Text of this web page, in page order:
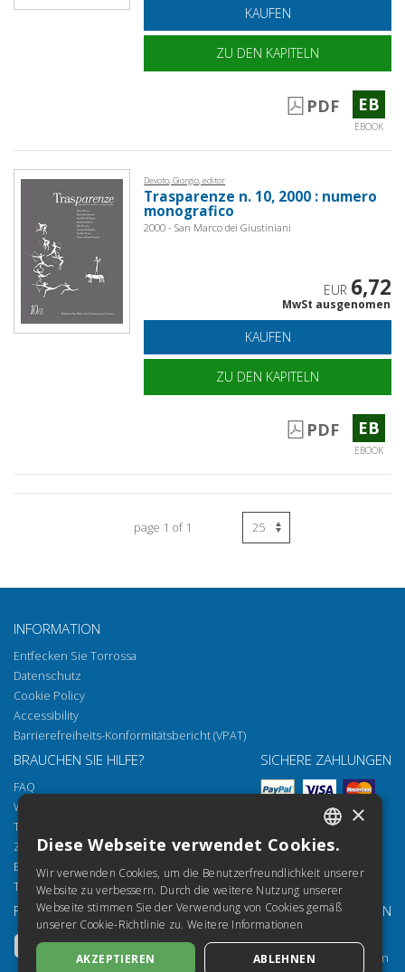
KAUFEN
ZU DEN KAPITELN
PDF EB
EBOOK
Devoto, Giorgio, editor
Trasparenze n. 10, 2000 : numero
monografico
2000 - San Marco dei Giustiniani
EUR 6,72
MwSt ausgenomen
KAUFEN
ZU DEN KAPITELN
PDF EB
EBOOK
page 1 of 1
INFORMATION
Entfecken Sie Torrossa
Datenschutz
Cookie Policy
Accessibility
Barrierefreiheits-Konformitätsbericht (VPAT)
BRAUCHEN SIE HILFE?
FAQ
Wie öffnen Sie unsere Dokumente
Torrossa Reader
Zugriffsmöglichkeiten
Email:helpdesk@torrossa.com
Tel: +39 055 5018800
SICHERE ZAHLUNGEN
FOLGEN SIE UNS UNSERE RESSOURCEN
Torrossa für Institutionen
ITALIAN
SPANISH
FRENCH
ENGLISH
×
Diese Webseite verwendet Cookies.
Wir verwenden Cookies, um die Benutzerfreundlichkeit unserer
Website zu verbessern. Durch die weitere Nutzung unserer
Webseite stimmen Sie der Verwendung von Cookies gemäß
unserer Cookie-Richtlinie zu. Weitere Informationen
AKZEPTIEREN ABLEHNEN